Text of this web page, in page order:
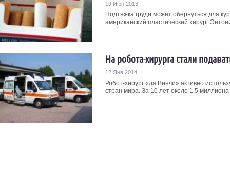
19 Июн 2013
Подтяжка груди может обернуться для
американский пластический хирург
На робота-хирурга стали
12 Янв 2014
Робот-хирург «да Винчи» активно
стран мира. За 10 лет около 1,5